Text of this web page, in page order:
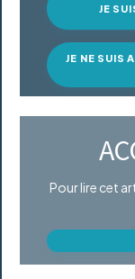
JE
JE NE SUIS
Pour lire cet